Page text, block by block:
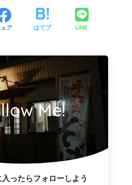
ア はてブ LINE
Me!
ったらフォローしよう